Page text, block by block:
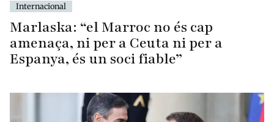
Internacional
Marlaska: “el Marroc no és cap
amenaça, ni per a Ceuta ni per a
Espanya, és un soci fiable”